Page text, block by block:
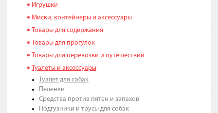
Игрушки
Миски, контейнеры и аксессуары
Товары для содержания
Товары для прогулок
Товары для перевозки и путешествий
Туалеты и аксессуары
Туалет для собак
Пеленки
Средства против пятен и запахов
Подгузники и трусы для собак